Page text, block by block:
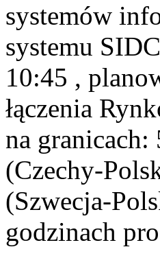
systemów
systemu
10:45 ,
łączenia
na granicach:
(Czechy-
(Szwecja-
godzinach